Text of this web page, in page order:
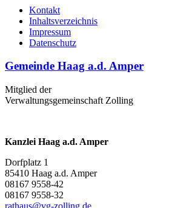
Kontakt
Inhaltsverzeichnis
Impressum
Datenschutz
Gemeinde Haag a.d. Amper
Mitglied der
Verwaltungsgemeinschaft Zolling
Kanzlei Haag a.d. Amper
Dorfplatz 1
85410 Haag a.d. Amper
08167 9558-42
08167 9558-32
rathaus@vg-zolling.de